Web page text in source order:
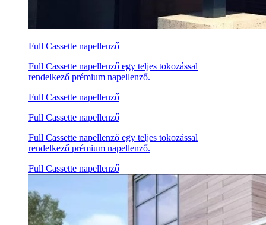
Full Cassette napellenző
Full Cassette napellenző egy teljes tokozással
rendelkező prémium napellenző.
Full Cassette napellenző
Full Cassette napellenző
Full Cassette napellenző egy teljes tokozással
rendelkező prémium napellenző.
Full Cassette napellenző